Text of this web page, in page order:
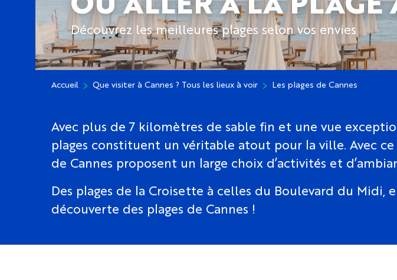
Découvrez les meilleures plages selon vos envies
Accueil Que visiter à Cannes ? Tous les lieux à voir Les plages de Cannes
Avec plus de 7 kilomètres de sable fin et une vue
plages constituent un véritable atout pour la ville. Avec
de Cannes proposent un large choix d’activités et
Des plages de la Croisette à celles du Boulevard du Midi,
découverte des plages de Cannes !